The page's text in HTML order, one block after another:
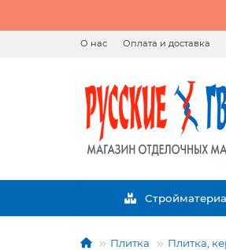
О нас Оплата и доставка
Плитка Плитка,